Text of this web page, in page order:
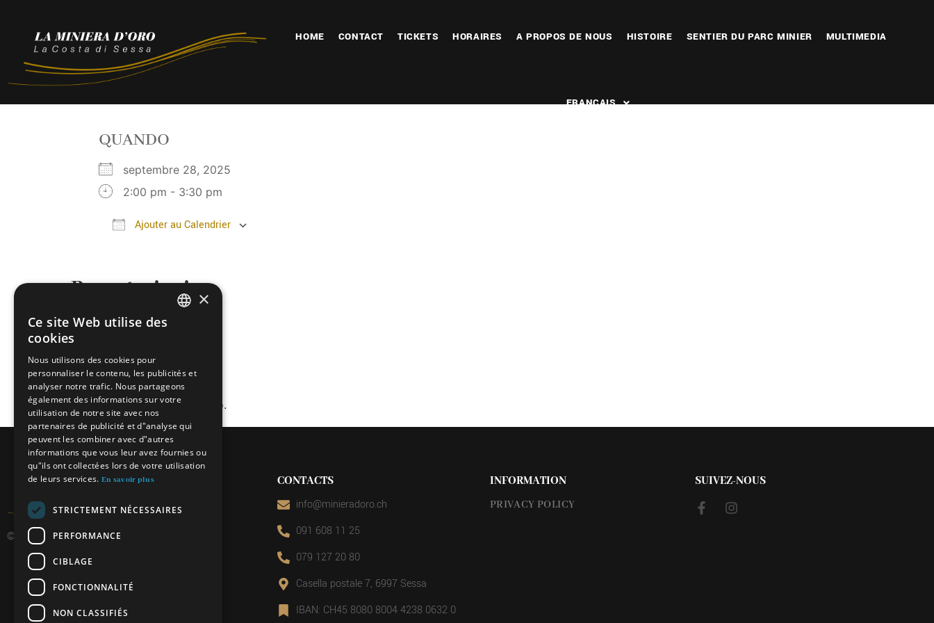
HOME CONTACT TICKETS HORAIRES A PROPOS DE NOUS HISTOIRE SENTIER DU PARC MINIER MULTIMEDIA
FRANÇAIS
QUANDO
septembre 28, 2025
2:00 pm - 3:30 pm
Ajouter au Calendrier
Prenotazioni
Questo evento è al completo.
© 2026 Miniera d’oro di Sessa
CONTACTS
info@minieradoro.ch
091 608 11 25
079 127 20 80
Casella postale 7, 6997 Sessa
IBAN: CH45 8080 8004 4238 0632 0
INFORMATION
PRIVACY POLICY
SUIVEZ-NOUS
GERMAN
ENGLISH
×
Ce site Web utilise des
cookies
Nous utilisons des cookies pour
personnaliser le contenu, les publicités et
analyser notre trafic. Nous partageons
également des informations sur votre
utilisation de notre site avec nos
partenaires de publicité et d"analyse qui
peuvent les combiner avec d"autres
informations que vous leur avez fournies ou
qu"ils ont collectées lors de votre utilisation
de leurs services. En savoir plus
STRICTEMENT NÉCESSAIRES
PERFORMANCE
CIBLAGE
FONCTIONNALITÉ
NON CLASSIFIÉS